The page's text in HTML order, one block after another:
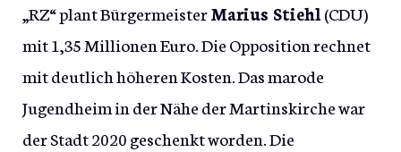
„RZ“ plant BürgermeisterMarius Stiehl(CDU)
mit 1,35 Millionen Euro. Die Opposition rechnet
mit deutlich höheren Kosten. Das marode
Jugendheim in der Nähe der Martinskirche war
der Stadt 2020 geschenkt worden. Die